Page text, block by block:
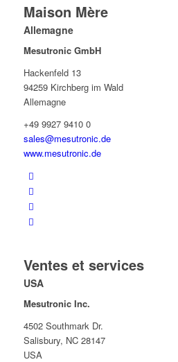
Maison Mère
Allemagne
Mesutronic GmbH
Hackenfeld 13
94259 Kirchberg im Wald
Allemagne
+49 9927 9410 0
sales@mesutronic.de
www.mesutronic.de
Ventes et services
USA
Mesutronic Inc.
4502 Southmark Dr.
Salisbury, NC 28147
USA